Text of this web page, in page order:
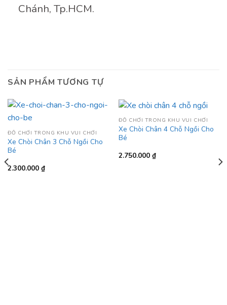
Chánh, Tp.HCM.
SẢN PHẨM TƯƠNG TỰ
ĐỒ CHƠI TRONG KHU VUI CHƠI
Xe Chòi Chân 3 Chỗ Ngồi Cho
Bé
2.300.000 ₫
ĐỒ CHƠI TRONG KHU VUI CHƠI
Xe Chòi Chân 4 Chỗ Ngồi Cho
Bé
2.750.000 ₫